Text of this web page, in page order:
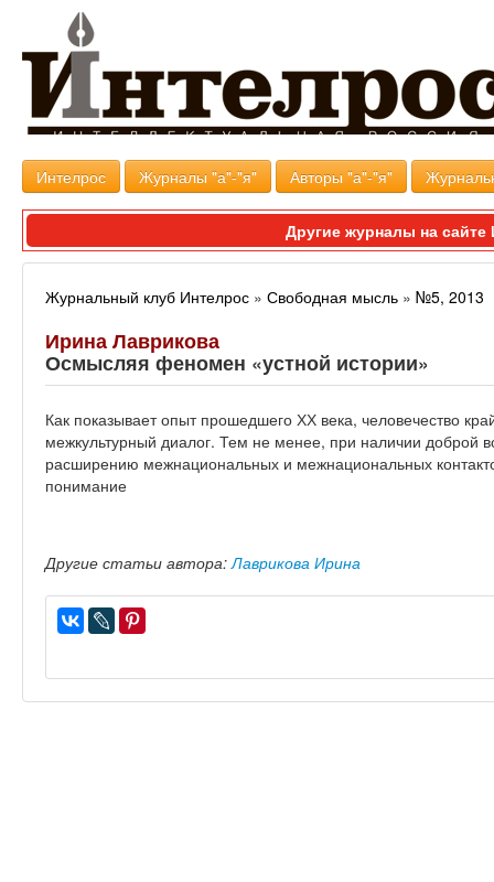
Интелрос Журналы "а"-"я" Авторы "а"-"я"
Другие журналы на
Журнальный клуб Интелрос » Свободная мысль » №5, 2013
Ирина Лаврикова
Осмысляя феномен «устной истории»
Как показывает опыт прошедшего ХХ века, человечество
межкультурный диалог. Тем не менее, при наличии доброй
расширению межнациональных и межнациональных
понимание
Другие статьи автора:Лаврикова Ирина